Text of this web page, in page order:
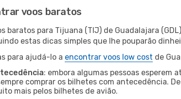
voos baratos
baratos para Tijuana (TIJ) de Guadalajara
estas dicas simples que lhe pouparão
para ajudá-lo a encontrar voos low cost de
: embora algumas pessoas
comprar os bilhetes com antecedência.
mais pelos bilhetes de avião.